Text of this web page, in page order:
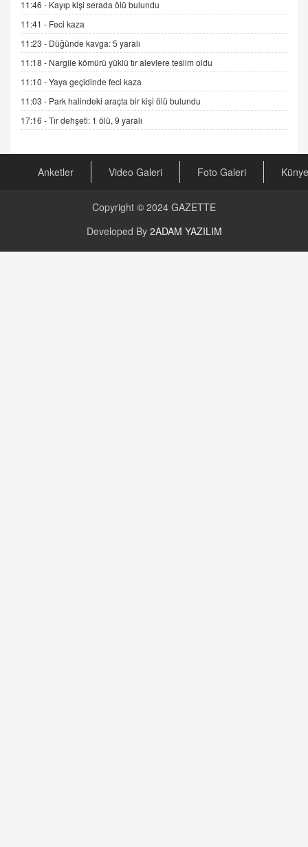
GÖNÜL MENEKŞE
Şifacının Yolu
04.11.2025 12:56
AV. RÜMEYSA ÖZKALE
Kira Uyuşmazlıklarında Dava Açmadan Önce
Arabulucuya Başvuru Şartı
CAN UĞURATEŞ
Değişen yapısıyla Suriye
GÜNLÜK BURÇ YORUMU
11:46 - Kayıp kişi serada ölü bulundu
11:41 - Feci kaza
11:23 - Düğünde kavga: 5 yaralı
11:18 - Nargile kömürü yüklü tır alevlere teslim oldu
11:10 -Yaya geçidinde feci kaza
11:03 - Park halindeki araçta bir kişi ölü bulundu
17:16 -Tır dehşeti: 1 ölü, 9 yaralı
Anketler Video Galeri Foto Galeri Künye
Copyright © 2024 GAZETTE
Developed By 2ADAM YAZILIM